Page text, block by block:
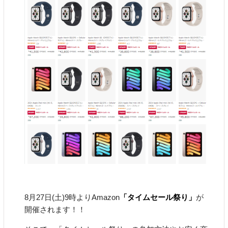
8月27日(土)9時よりAmazon「タイムセール祭り」 が
開催されます！！